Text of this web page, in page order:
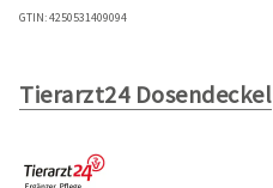
GTIN:4250531409094
Tierarzt24 Dosendeckel